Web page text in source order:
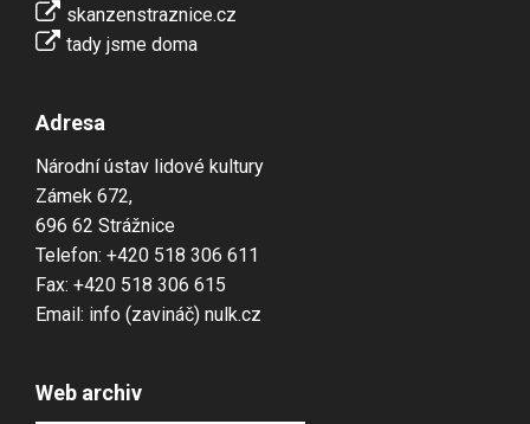
skanzenstraznice.cz
tady jsme doma
Adresa
Národní ústav lidové kultury
Zámek 672,
696 62 Strážnice
Telefon: +420 518 306 611
Fax: +420 518 306 615
Email: info (zavináč) nulk.cz
Web archiv